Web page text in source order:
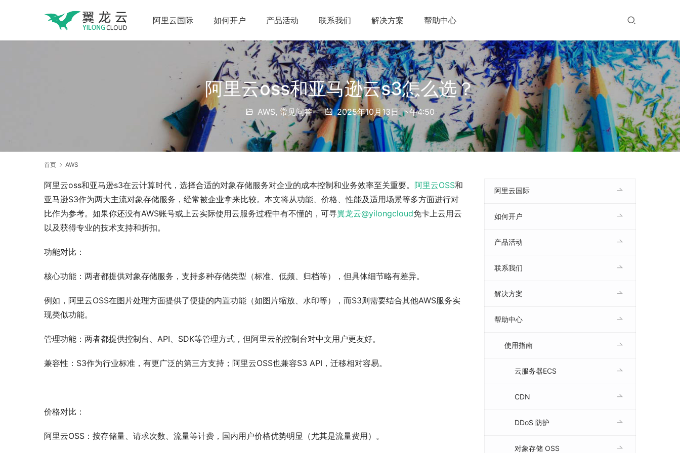
阿里云国际 如何开户 产品活动 联系我们 解决方案 帮助中心
阿里云oss和亚马逊云s3怎么选？
AWS, 常见问答 2025年10月13日 下午4:50
首页 AWS
阿里云oss和亚马逊s3在云计算时代，选择合适的对象存储服务对企业的成本控制和业务效率至关重要。 阿里云OSS和
亚马逊S3作为两大主流对象存储服务，经常被企业拿来比较。本文将从功能、价格、性能及适用场景等多方面进行对
比作为参考。如果你还没有AWS账号或上云实际使用云服务过程中有不懂的，可寻翼龙云@yilongcloud免卡上云用云
以及获得专业的技术支持和折扣。
功能对比：
核心功能：两者都提供对象存储服务，支持多种存储类型（标准、低频、归档等），但具体细节略有差异。
例如，阿里云OSS在图片处理方面提供了便捷的内置功能（如图片缩放、水印等），而S3则需要结合其他AWS服务实
现类似功能。
管理功能：两者都提供控制台、API、SDK等管理方式，但阿里云的控制台对中文用户更友好。
兼容性：S3作为行业标准，有更广泛的第三方支持；阿里云OSS也兼容S3 API，迁移相对容易。
价格对比：
阿里云OSS：按存储量、请求次数、流量等计费，国内用户价格优势明显（尤其是流量费用）。
阿里云国际
如何开户
产品活动
联系我们
解决方案
帮助中心
使用指南
云服务器ECS
CDN
DDoS 防护
对象存储 OSS